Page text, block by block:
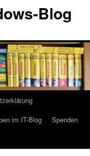
Blog
im IT-Blog
Spenden